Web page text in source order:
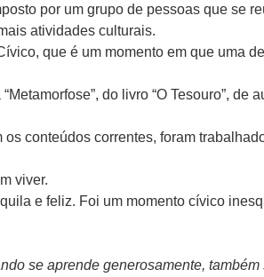
por um grupo de pessoas que se
atividades culturais.
que é um momento em que uma
do livro “O Tesouro”, de
conteúdos correntes, foram
viver.
e feliz. Foi um momento cívico
se aprende generosamente,